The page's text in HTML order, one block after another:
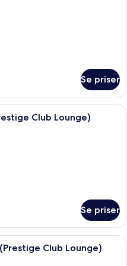
Se priser
Club Lounge)
Se priser
Club Lounge)